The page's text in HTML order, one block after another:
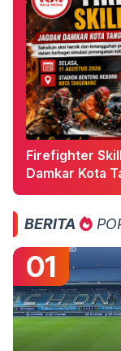
Firefighter
Damkar Kota
BERITA
01